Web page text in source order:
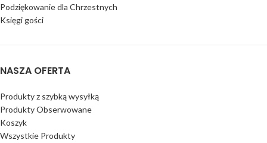
Podziękowanie dla Chrzestnych
Księgi gości
NASZA OFERTA
Produkty z szybką wysyłką
Produkty Obserwowane
Koszyk
Wszystkie Produkty